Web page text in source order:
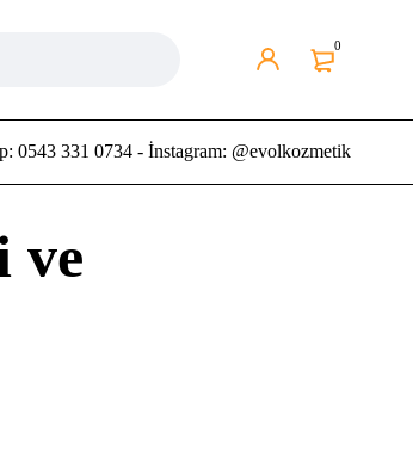
0
0543 331 0734 - İnstagram: @evolkozmetik
ve